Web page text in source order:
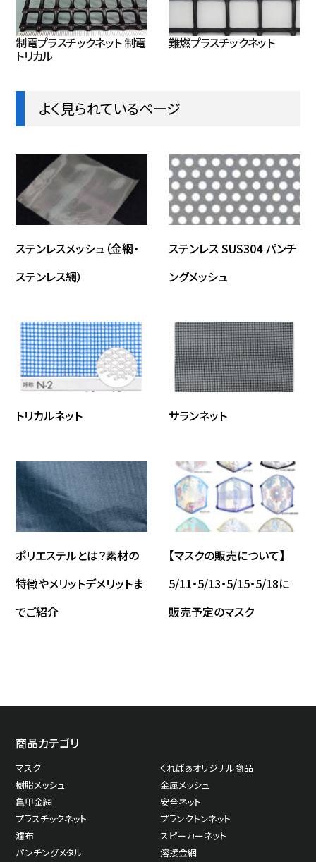
制電プラスチックネット 制電
トリカル
難燃プラスチックネット
よく見られているページ
ステンレスメッシュ（金網・
ステンレス網）
ステンレス SUS304 パンチ
ングメッシュ
トリカルネット サランネット
ポリエステルとは？素材の
特徴やメリットデメリットま
でご紹介
【マスクの販売について】
5/11・5/13・5/15・5/18に
販売予定のマスク
商品カテゴリ
マスク
くればぁオリジナル商品
樹脂メッシュ
金属メッシュ
亀甲金網
安全ネット
プラスチックネット
プランクトンネット
濾布
スピーカーネット
パンチングメタル
溶接金網